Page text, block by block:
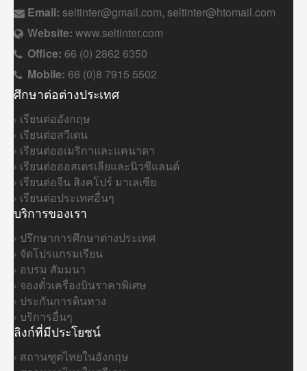
Email: seltinter@gmail.com, seltinter@htomail.com
Website: www.seltinter.com
Office: 66 (0) 2862 6350
Mobile: 66 (0)8 7915 5502
ศึกษาต่อต่างประเทศ
เรียนต่ออังกฤษ
เรียนต่อสวีเดน
เรียนต่ออเมริกาและแคนาดา
เรียนต่อออสเตรเลียและนิวซีแลนด์
เรียนต่อจีน สิงคโปร์ มาเลเซีย
เรียนต่อประเทศอื่นๆ
บริการของเรา
ปรึกษาการศึกษาต่างประเทศ
จัดโปรแกรมเรียน
อบรม สัมมนา
จองตั๋วเครื่องบินราคาพิเศษ
ประกันการดินทาง
บริการอื่นๆ
ลิงก์ที่มีประโยชน์
สถานฑูตไทยในอังกฤษ